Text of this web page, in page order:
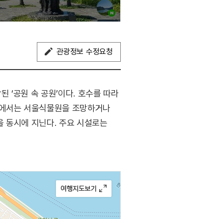
관광정보 수정요청
‘공원 속 공원’이다. 호수를 따라
서는 서울식물원을 조망하거나
동시에 지닌다. 주요 시설로는